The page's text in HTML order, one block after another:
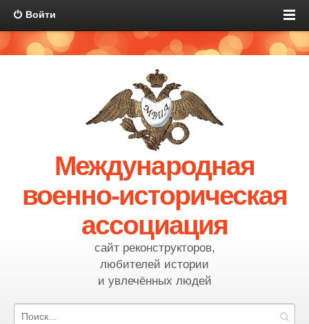
Войти
Международная
военно-историческая
ассоциация
сайт реконструкторов,
любителей истории
и увлечённых людей